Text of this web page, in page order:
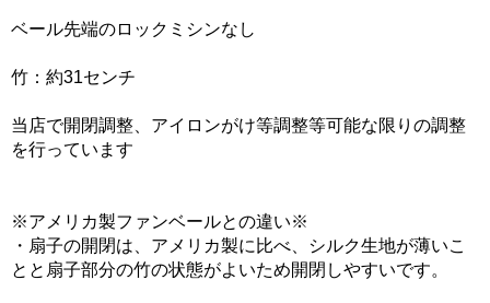
ベール先端のロックミシンなし
竹：約31センチ
当店で開閉調整、アイロンがけ等調整等可能な限りの調整
を行っています
※アメリカ製ファンベールとの違い※
・扇子の開閉は、アメリカ製に比べ、シルク生地が薄いこ
とと扇子部分の竹の状態がよいため開閉しやすいです。